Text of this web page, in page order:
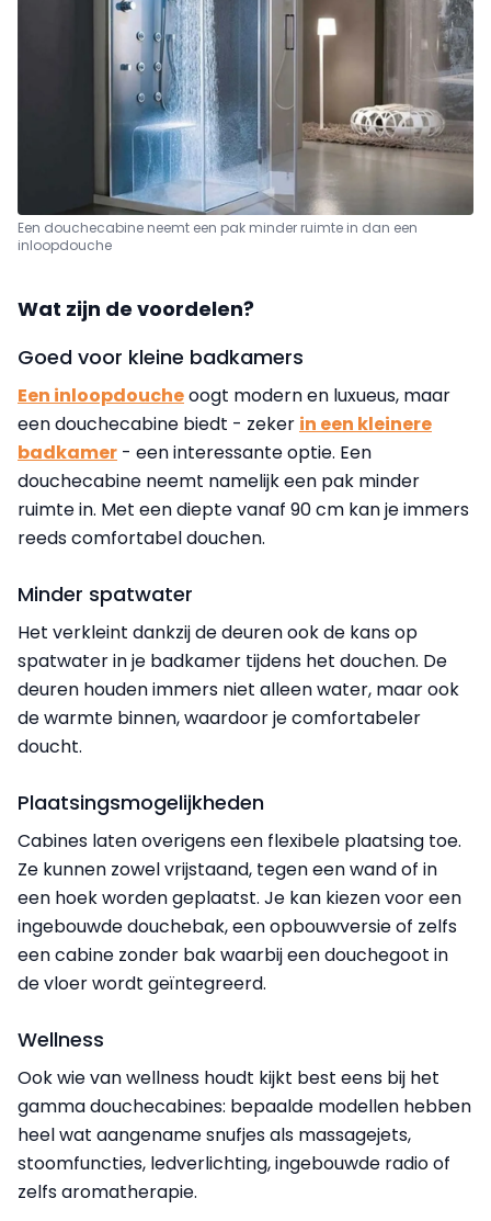
Een douchecabine neemt een pak minder ruimte in dan een
inloopdouche
Wat zijn de voordelen?
Goed voor kleine badkamers
Een inloopdoucheoogt modern en luxueus, maar
een douchecabine biedt - zeker in een kleinere
badkamer - een interessante optie. Een
douchecabine neemt namelijk een pak minder
ruimte in. Met een diepte vanaf 90 cm kan je immers
reeds comfortabel douchen.
Minder spatwater
Het verkleint dankzij de deuren ook de kans op
spatwater in je badkamer tijdens het douchen. De
deuren houden immers niet alleen water, maar ook
de warmte binnen, waardoor je comfortabeler
doucht.
Plaatsingsmogelijkheden
Cabines laten overigens een flexibele plaatsing toe.
Ze kunnen zowel vrijstaand, tegen een wand of in
een hoek worden geplaatst. Je kan kiezen voor een
ingebouwde douchebak, een opbouwversie of zelfs
een cabine zonder bak waarbij een douchegoot in
de vloer wordt geïntegreerd.
Wellness
Ook wie van wellness houdt kijkt best eens bij het
gamma douchecabines: bepaalde modellen hebben
heel wat aangename snufjes als massagejets,
stoomfuncties, ledverlichting, ingebouwde radio of
zelfs aromatherapie.